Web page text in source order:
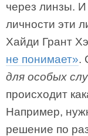
через линзы. И
личности эти
Хайди Грант
не понимает».
для особых
происходит
Например,
решение по